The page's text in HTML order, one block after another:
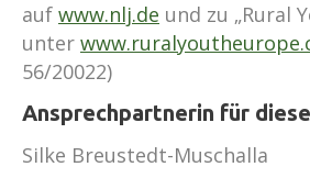
auf www.nlj.de und zu „Rural
unter
56/20022)
Ansprechpartnerin für
Silke Breustedt-Muschalla